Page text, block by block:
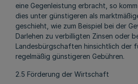
eine Gegenleistung erbracht, so
dies unter günstigeren als
geschieht, wie zum Beispiel bei der
Darlehen zu verbilligten Zinsen oder
Landesbürgschaften hinsichtlich der
regelmäßig günstigeren Gebühren.
2.5 Förderung der Wirtschaft